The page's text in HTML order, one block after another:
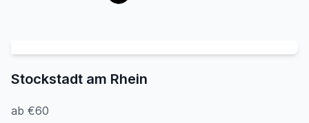
Stockstadt am Rhein
ab €60